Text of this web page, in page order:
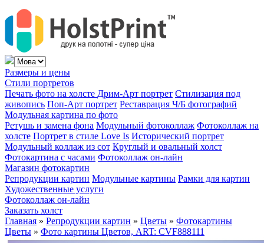
Размеры и цены
Стили портретов
Печать фото на холсте Дрим-Арт портрет Стилизация под
живопись Поп-Арт портрет Реставрация Ч/Б фотографий
Модульная картина по фото
Ретушь и замена фона Модульный фотоколлаж Фотоколлаж на
холсте Портрет в стиле Love Is Исторический портрет
Модульный коллаж из сот Круглый и овальный холст
Фотокартина с часами Фотоколлаж он-лайн
Магазин фотокартин
Репродукции картин Модульные картины Рамки для картин
Художественные услуги
Фотоколлаж он-лайн
Заказать холст
Главная » Репродукции картин » Цветы » Фотокартины
Цветы » Фото картины Цветов, ART: CVF888111